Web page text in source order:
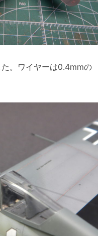
。ワイヤーは0.4mmの